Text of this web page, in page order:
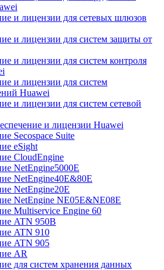
и лицензии для сетевых шлюзов
и лицензии для систем защиты от
и лицензии для систем контроля
и лицензии для систем
Huawei
и лицензии для систем сетевой
и лицензии Huawei
Secospace Suite
eSight
CloudEngine
NetEngine5000E
NetEngine40E&80E
NetEngine20E
NetEngine NE05E&NE08E
Multiservice Engine 60
ATN 950B
ATN 910
ATN 905
AR
для систем хранения данных